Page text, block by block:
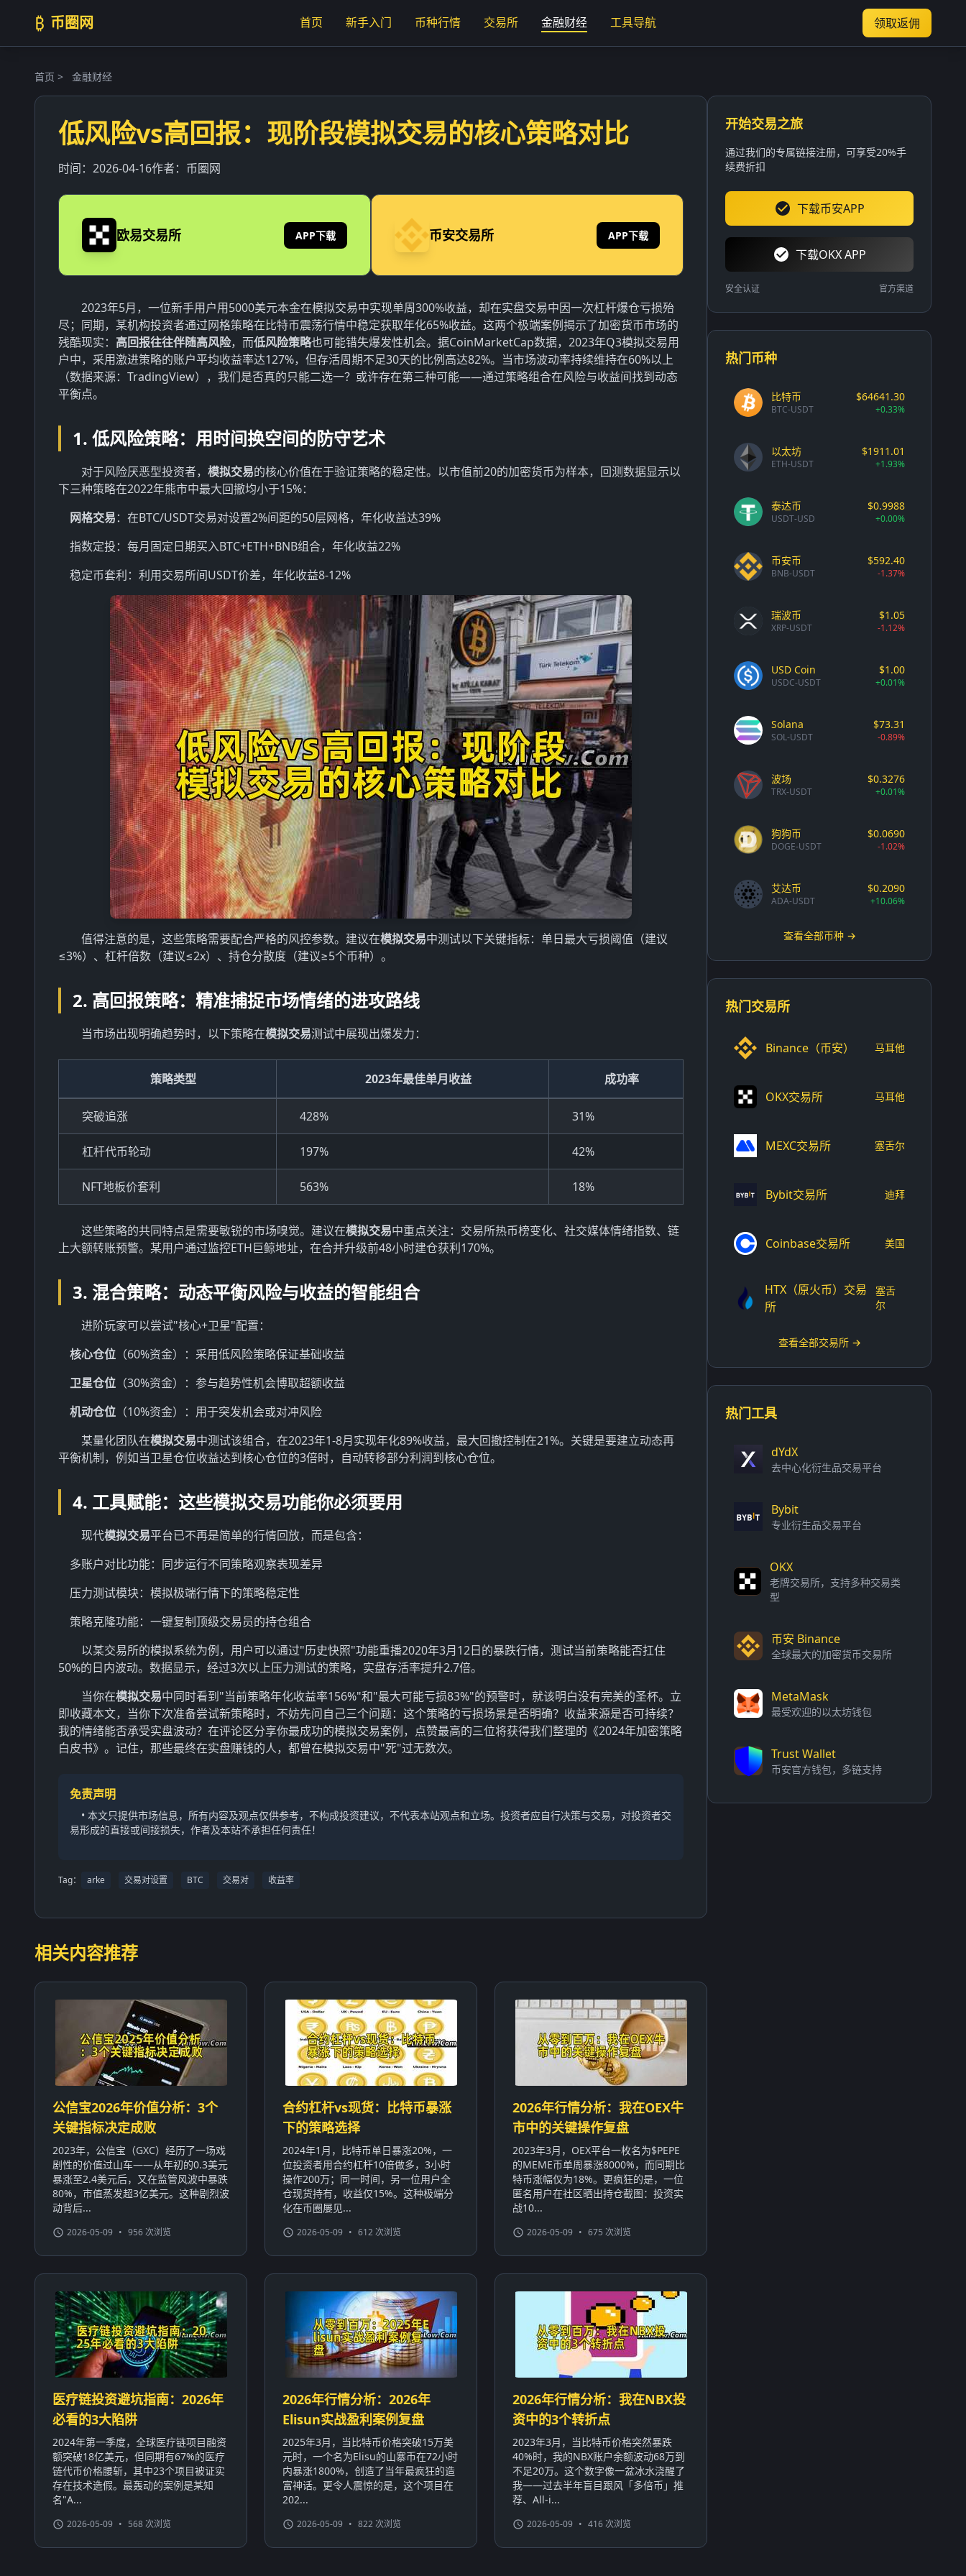
₿ 币圈网 首页 新手入门 币种行情 交易所 金融财经 工具导航 领取返佣
首页 > 金融财经
低风险vs高回报：现阶段模拟交易的核心策略对比
时间： 2026-04-16作者： 币圈网
欧易交易所 APP下载 币安交易所 APP下载
2023年5月，一位新手用户用5000美元本金在模拟交易中实现单周300%收益，却在实盘交易中因一次杠杆爆仓亏损殆
尽；同期，某机构投资者通过网格策略在比特币震荡行情中稳定获取年化65%收益。这两个极端案例揭示了加密货币市场的
残酷现实： 高回报往往伴随高风险，而低风险策略也可能错失爆发性机会。据CoinMarketCap数据，2023年Q3模拟交易用
户中，采用激进策略的账户平均收益率达127%，但存活周期不足30天的比例高达82%。当市场波动率持续维持在60%以上
（数据来源：TradingView），我们是否真的只能二选一？或许存在第三种可能——通过策略组合在风险与收益间找到动态
平衡点。
1. 低风险策略：用时间换空间的防守艺术
对于风险厌恶型投资者， 模拟交易的核心价值在于验证策略的稳定性。以市值前20的加密货币为样本，回测数据显示以
下三种策略在2022年熊市中最大回撤均小于15%：
网格交易：在BTC/USDT交易对设置2%间距的50层网格，年化收益达39%
指数定投：每月固定日期买入BTC+ETH+BNB组合，年化收益22%
稳定币套利：利用交易所间USDT价差，年化收益8-12%
值得注意的是，这些策略需要配合严格的风控参数。建议在模拟交易中测试以下关键指标：单日最大亏损阈值（建议
≤3%）、杠杆倍数（建议≤2x）、持仓分散度（建议≥5个币种）。
2. 高回报策略：精准捕捉市场情绪的进攻路线
当市场出现明确趋势时，以下策略在模拟交易测试中展现出爆发力：
策略类型 2023年最佳单月收益 成功率
突破追涨 428% 31%
杠杆代币轮动 197% 42%
NFT地板价套利 563% 18%
这些策略的共同特点是需要敏锐的市场嗅觉。建议在模拟交易中重点关注：交易所热币榜变化、社交媒体情绪指数、链
上大额转账预警。某用户通过监控ETH巨鲸地址，在合并升级前48小时建仓获利170%。
3. 混合策略：动态平衡风险与收益的智能组合
进阶玩家可以尝试"核心+卫星"配置：
核心仓位 （60%资金）：采用低风险策略保证基础收益
卫星仓位 （30%资金）：参与趋势性机会博取超额收益
机动仓位 （10%资金）：用于突发机会或对冲风险
某量化团队在模拟交易中测试该组合，在2023年1-8月实现年化89%收益，最大回撤控制在21%。关键是要建立动态再
平衡机制，例如当卫星仓位收益达到核心仓位的3倍时，自动转移部分利润到核心仓位。
4. 工具赋能：这些模拟交易功能你必须要用
现代模拟交易平台已不再是简单的行情回放，而是包含：
多账户对比功能：同步运行不同策略观察表现差异
压力测试模块：模拟极端行情下的策略稳定性
策略克隆功能：一键复制顶级交易员的持仓组合
以某交易所的模拟系统为例，用户可以通过"历史快照"功能重播2020年3月12日的暴跌行情，测试当前策略能否扛住
50%的日内波动。数据显示，经过3次以上压力测试的策略，实盘存活率提升2.7倍。
当你在模拟交易中同时看到"当前策略年化收益率156%"和"最大可能亏损83%"的预警时，就该明白没有完美的圣杯。立
即收藏本文，当你下次准备尝试新策略时，不妨先问自己三个问题：这个策略的亏损场景是否明确？收益来源是否可持续？
我的情绪能否承受实盘波动？在评论区分享你最成功的模拟交易案例，点赞最高的三位将获得我们整理的《2024年加密策略
白皮书》。记住，那些最终在实盘赚钱的人，都曾在模拟交易中"死"过无数次。
免责声明
• 本文只提供市场信息，所有内容及观点仅供参考，不构成投资建议，不代表本站观点和立场。投资者应自行决策与交易，对投资者交
易形成的直接或间接损失，作者及本站不承担任何责任！
Tag： arke 交易对设置 BTC 交易对 收益率
相关内容推荐
公信宝2026年价值分析：3个
关键指标决定成败
2023年，公信宝（GXC）经历了一场戏
剧性的价值过山车——从年初的0.3美元
暴涨至2.4美元后，又在监管风波中暴跌
80%，市值蒸发超3亿美元。这种剧烈波
动背后...
2026-05-09 • 956 次浏览
合约杠杆vs现货：比特币暴涨
下的策略选择
2024年1月，比特币单日暴涨20%，一
位投资者用合约杠杆10倍做多，3小时
操作200万；同一时间，另一位用户全
仓现货持有，收益仅15%。这种极端分
化在币圈屡见...
2026-05-09 • 612 次浏览
2026年行情分析：我在OEX牛
市中的关键操作复盘
2023年3月，OEX平台一枚名为$PEPE
的MEME币单周暴涨8000%，而同期比
特币涨幅仅为18%。更疯狂的是，一位
匿名用户在社区晒出持仓截图：投资实
战10...
2026-05-09 • 675 次浏览
医疗链投资避坑指南：2026年
必看的3大陷阱
2024年第一季度，全球医疗链项目融资
额突破18亿美元，但同期有67%的医疗
链代币价格腰斩，其中23个项目被证实
存在技术造假。最轰动的案例是某知
名"A...
2026-05-09 • 568 次浏览
2026年行情分析：2026年
Elisun实战盈利案例复盘
2025年3月，当比特币价格突破15万美
元时，一个名为Elisu的山寨币在72小时
内暴涨1800%，创造了当年最疯狂的造
富神话。更令人震惊的是，这个项目在
202...
2026-05-09 • 822 次浏览
2026年行情分析：我在NBX投
资中的3个转折点
2023年3月，当比特币价格突然暴跌
40%时，我的NBX账户余额波动68万到
不足20万。这个数字像一盆冰水浇醒了
我——过去半年盲目跟风「多倍币」推
荐、All-i...
2026-05-09 • 416 次浏览
开始交易之旅
通过我们的专属链接注册，可享受20%手
续费折扣
下载币安APP
下载OKX APP
安全认证 官方渠道
热门币种
比特币
BTC-USDT
$64641.30
+0.33%
以太坊
ETH-USDT
$1911.01
+1.93%
泰达币
USDT-USD
$0.9988
+0.00%
币安币
BNB-USDT
$592.40
-1.37%
瑞波币
XRP-USDT
$1.05
-1.12%
USD Coin
USDC-USDT
$1.00
+0.01%
Solana
SOL-USDT
$73.31
-0.89%
波场
TRX-USDT
$0.3276
+0.01%
狗狗币
DOGE-USDT
$0.0690
-1.02%
艾达币
ADA-USDT
$0.2090
+10.06%
查看全部币种 →
热门交易所
Binance（币安） 马耳他
OKX交易所 马耳他
MEXC交易所 塞舌尔
Bybit交易所 迪拜
Coinbase交易所 美国
HTX（原火币）交易
所
塞舌
尔
查看全部交易所 →
热门工具
dYdX
去中心化衍生品交易平台
Bybit
专业衍生品交易平台
OKX
老牌交易所，支持多种交易类
型
币安 Binance
全球最大的加密货币交易所
MetaMask
最受欢迎的以太坊钱包
Trust Wallet
币安官方钱包，多链支持